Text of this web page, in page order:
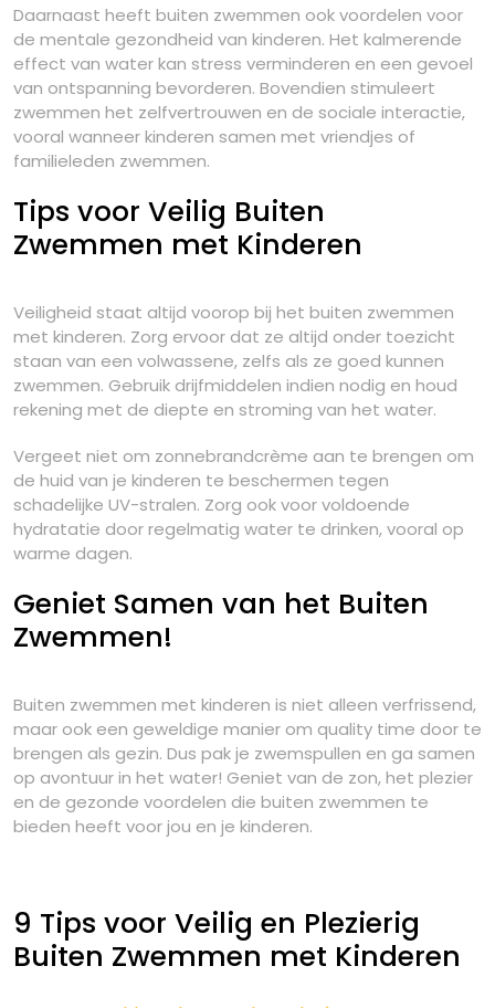
Daarnaast heeft buiten zwemmen ook voordelen voor
de mentale gezondheid van kinderen. Het kalmerende
effect van water kan stress verminderen en een gevoel
van ontspanning bevorderen. Bovendien stimuleert
zwemmen het zelfvertrouwen en de sociale interactie,
vooral wanneer kinderen samen met vriendjes of
familieleden zwemmen.
Tips voor Veilig Buiten
Zwemmen met Kinderen
Veiligheid staat altijd voorop bij het buiten zwemmen
met kinderen. Zorg ervoor dat ze altijd onder toezicht
staan van een volwassene, zelfs als ze goed kunnen
zwemmen. Gebruik drijfmiddelen indien nodig en houd
rekening met de diepte en stroming van het water.
Vergeet niet om zonnebrandcrème aan te brengen om
de huid van je kinderen te beschermen tegen
schadelijke UV-stralen. Zorg ook voor voldoende
hydratatie door regelmatig water te drinken, vooral op
warme dagen.
Geniet Samen van het Buiten
Zwemmen!
Buiten zwemmen met kinderen is niet alleen verfrissend,
maar ook een geweldige manier om quality time door te
brengen als gezin. Dus pak je zwemspullen en ga samen
op avontuur in het water! Geniet van de zon, het plezier
en de gezonde voordelen die buiten zwemmen te
bieden heeft voor jou en je kinderen.
9 Tips voor Veilig en Plezierig
Buiten Zwemmen met Kinderen